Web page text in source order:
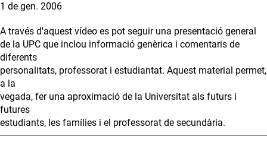
1 de gen. 2006
A través d'aquest vídeo es pot seguir una presentació general
de la UPC que inclou informació genèrica i comentaris de
diferents
personalitats, professorat i estudiantat. Aquest material permet,
a la
vegada, fer una aproximació de la Universitat als futurs i
futures
estudiants, les famílies i el professorat de secundària.